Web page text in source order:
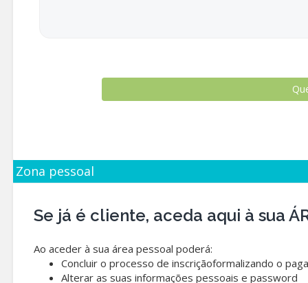
Zona pessoal
Se já é cliente, aceda aqui à sua
Ao aceder à sua área pessoal poderá:
Concluir o processo de inscriçãoformalizando o
Alterar as suas informações pessoais e password